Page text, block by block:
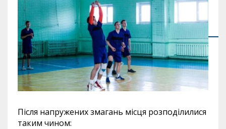
Після напружених змагань місця розподілилися
таким чином: